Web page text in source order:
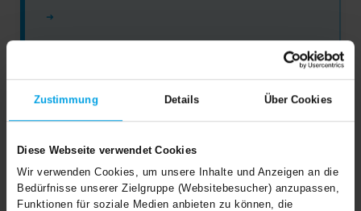
Zustimmung Details Über Cookies
Diese Webseite verwendet Cookies
Wir verwenden Cookies, um unsere Inhalte und Anzeigen an die
Bedürfnisse unserer Zielgruppe (Websitebesucher) anzupassen,
Funktionen für soziale Medien anbieten zu können, die
➜
Umweltrisiken für Betonzäune im Überblick
➜